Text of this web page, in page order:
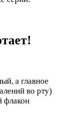
а главное
во рту)
флакон